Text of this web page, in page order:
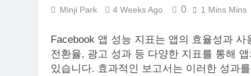
Minji Park 4 Weeks Ago 0 1 Mins Mins
Facebook 앱 성능 지표는 앱의 효율성과
전환율, 광고 성과 등 다양한 지표를 통해
있습니다. 효과적인 보고서는 이러한 성과